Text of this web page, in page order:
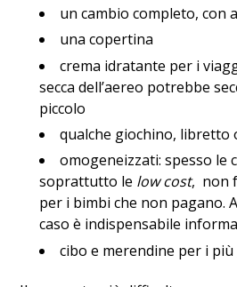
un cambio completo, con
una copertina
crema idratante per i
secca dell’aereo potrebbe
piccolo
qualche giochino, libretto
omogeneizzati: spesso le
soprattutto le low cost, non
per i bimbi che non pagano.
caso è indispensabile
cibo e merendine per i